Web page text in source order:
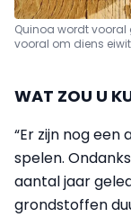
Quinoa wordt
vooral om diens
WAT ZOU U
“Er zijn nog
spelen.
aantal jaar
grondstoffen